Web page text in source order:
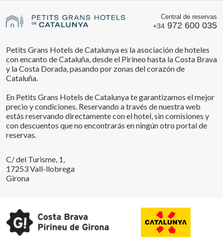
Central de reservas
+34 972 600 035
Petits Grans Hotels de Catalunya es la asociación de hoteles
con encanto de Cataluña, desde el Pirineo hasta la Costa Brava
y la Costa Dorada, pasando por zonas del corazón de
Cataluña.
En Petits Grans Hotels de Catalunya te garantizamos el mejor
precio y condiciones. Reservando a través de nuestra web
estás reservando directamente con el hotel, sin comisiones y
con descuentos que no encontrarás en ningún otro portal de
reservas.
C/ del Turisme, 1,
17253 Vall-llobrega
Girona